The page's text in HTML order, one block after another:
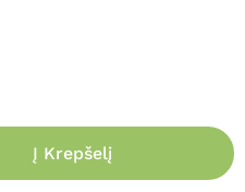
Į Krepšelį